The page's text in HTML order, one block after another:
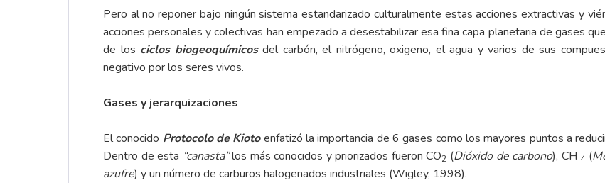
Pero al no reponer bajo ningún sistema estandarizado culturalmente estas acciones extractivas y
acciones personales y colectivas han empezado a desestabilizar esa fina capa planetaria de gases
de los ciclos biogeoquímicosdel carbón, el nitrógeno, oxigeno, el agua y varios de sus
negativo por los seres vivos.
Gases y jerarquizaciones
El conocido Protocolo de Kiotoenfatizó la importancia de 6 gases como los mayores puntos a
Dentro de esta “canasta”los más conocidos y priorizados fueron CO2 (Dióxido de carbono), CH 4(
azufre) y un número de carburos halogenados industriales (Wigley, 1998).